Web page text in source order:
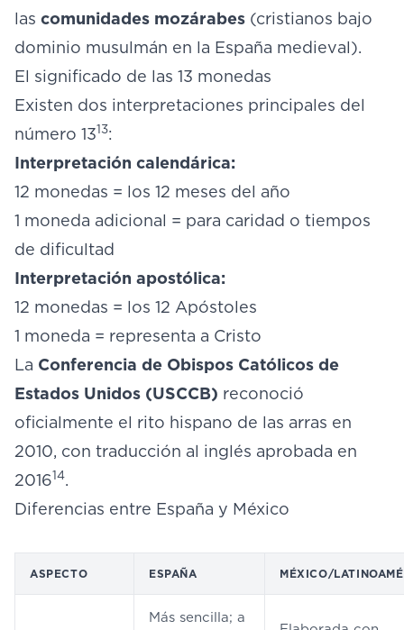
las comunidades mozárabes (cristianos bajo
dominio musulmán en la España medieval).
El significado de las 13 monedas
Existen dos interpretaciones principales del
número 1313:
Interpretación calendárica:
12 monedas = los 12 meses del año
1 moneda adicional = para caridad o tiempos
de dificultad
Interpretación apostólica:
12 monedas = los 12 Apóstoles
1 moneda = representa a Cristo
La Conferencia de Obispos Católicos de
Estados Unidos (USCCB) reconoció
oficialmente el rito hispano de las arras en
2010, con traducción al inglés aprobada en
201614.
Diferencias entre España y México
ASPECTO ESPAÑA MÉXICO/
Más sencilla; a